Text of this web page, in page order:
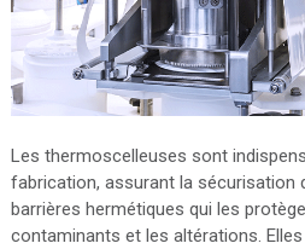
Les thermoscelleuses sont
fabrication, assurant la sécurisation
barrières hermétiques qui les
contaminants et les altérations.